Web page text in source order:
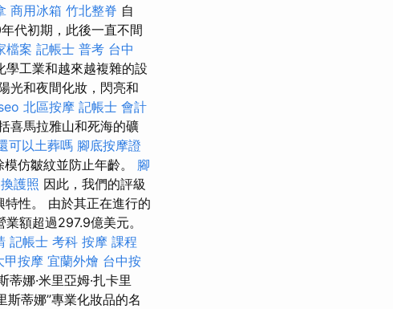
商用冰箱 竹北整脊 自
代初期，此後一直不間
檔案 記帳士 普考 台中
學工業和越來越複雜的設
光和夜間化妝，閃亮和
北區按摩 記帳士 會計
喜馬拉雅山和死海的礦
可以土葬嗎 腳底按摩證
仿皺紋並防止年齡。 腳
換護照 因此，我們的評級
性。 由於其正在進行的
額超過297.9億美元。
記帳士 考科 按摩 課程
甲按摩 宜蘭外燴 台中按
娜·米里亞姆·扎卡里
斯蒂娜”專業化妝品的名